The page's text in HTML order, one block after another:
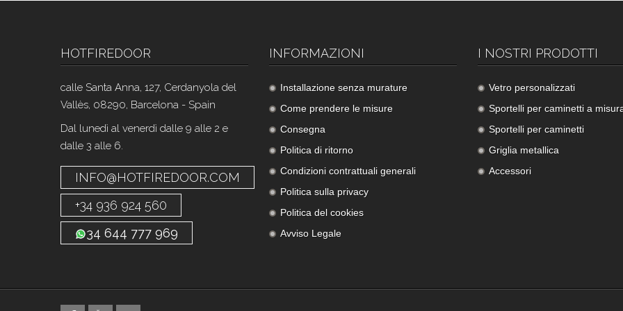
HOTFIREDOOR
calle Santa Anna, 127, Cerdanyola del
Vallès, 08290, Barcelona - Spain
Dal lunedì al venerdì dalle 9 alle 2 e
dalle 3 alle 6.
INFO@HOTFIREDOOR.COM
+34 936 924 560
34 644 777 969
INFORMAZIONI
Installazione senza murature
Come prendere le misure
Consegna
Politica di ritorno
Condizioni contrattuali generali
Politica sulla privacy
Politica del cookies
Avviso Legale
I NOSTRI PRODOTTI
Vetro personalizzati
Sportelli per caminetti a
Sportelli per caminetti
Griglia metallica
Accessori